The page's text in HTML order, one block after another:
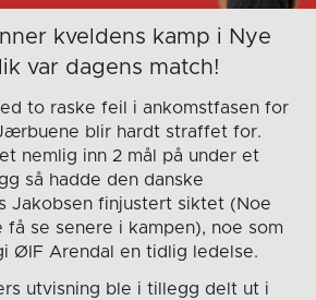
kveldens kamp i Nye
var dagens match!
to raske feil i ankomstfasen for
blir hardt straffet for.
nemlig inn 2 mål på under et
så hadde den danske
Jakobsen finjustert siktet (Noe
få se senere i kampen), noe som
ØIF Arendal en tidlig ledelse.
utvisning ble i tillegg delt ut i